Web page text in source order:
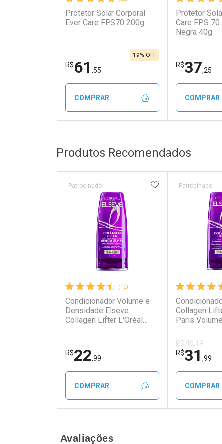
Ativar Desconto
Por R$ 66,40/cada
Por R$ 66,40/cada
Ativar
Por R$
Por R$
Protetor Solar Corporal
Ever Care FPS70 200g
R$61 ,55
19% OFF
COMPRAR
Laboratório
Ativar Desconto
Por Menos
Protetor
Care FPS
Negra 40g
R$37,25
COMPRAR
Ativar
Por R$
Por
Por R$
Produtos Recomendados
(12)
Condicionador Volume e
Densidade Elseve
Collagen Lifter L'Oréal
Patrocinado
R$22,99
ADICIONAR AOS
COMPRAR
Collagen
Paris
Patrocinado
R$ 40,19
R$31 ,99
COMPRAR
Avaliações